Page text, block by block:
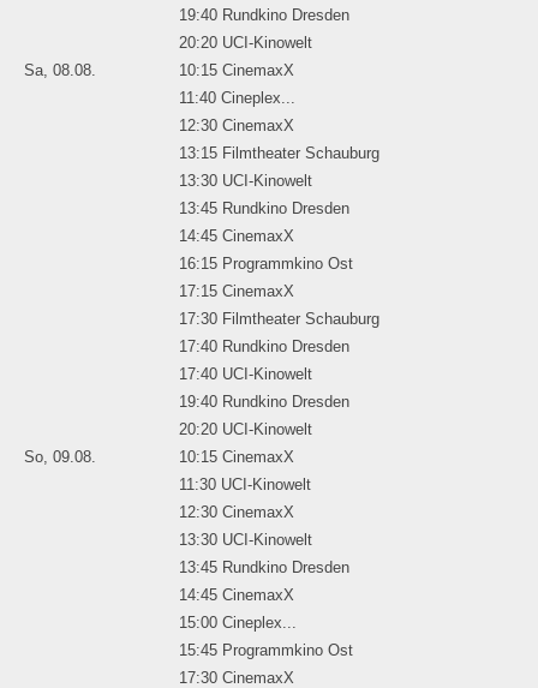
19:40 Rundkino Dresden
20:20 UCI-Kinowelt
Sa, 08.08.
10:15 CinemaxX
11:40 Cineplex...
12:30 CinemaxX
13:15 Filmtheater Schauburg
13:30 UCI-Kinowelt
13:45 Rundkino Dresden
14:45 CinemaxX
16:15 Programmkino Ost
17:15 CinemaxX
17:30 Filmtheater Schauburg
17:40 Rundkino Dresden
17:40 UCI-Kinowelt
19:40 Rundkino Dresden
20:20 UCI-Kinowelt
So, 09.08.
10:15 CinemaxX
11:30 UCI-Kinowelt
12:30 CinemaxX
13:30 UCI-Kinowelt
13:45 Rundkino Dresden
14:45 CinemaxX
15:00 Cineplex...
15:45 Programmkino Ost
17:30 CinemaxX